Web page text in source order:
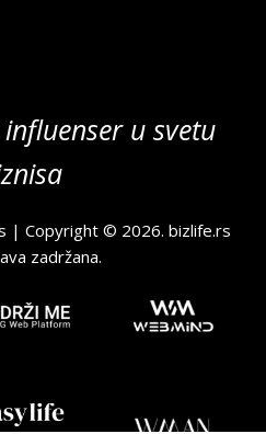
influenser u svetu
| Copyright © 2026.bizlife.rs
zadržana.